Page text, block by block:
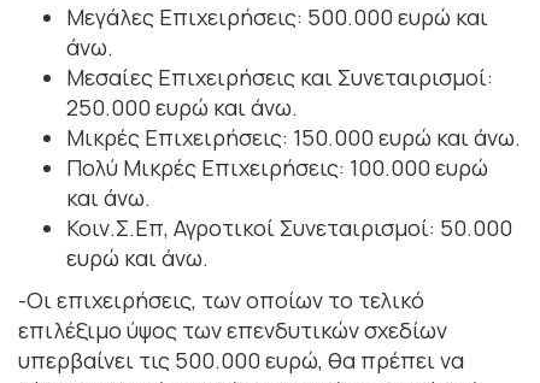
Μεγάλες Επιχειρήσεις: 500.000 ευρώ και
άνω.
Μεσαίες Επιχειρήσεις και Συνεταιρισμοί:
250.000 ευρώ και άνω.
Μικρές Επιχειρήσεις: 150.000 ευρώ και άνω.
Πολύ Μικρές Επιχειρήσεις: 100.000 ευρώ
και άνω.
Κοιν.Σ.Επ, Αγροτικοί Συνεταιρισμοί: 50.000
ευρώ και άνω.
-Οι επιχειρήσεις, των οποίων το τελικό
επιλέξιμο ύψος των επενδυτικών σχεδίων
υπερβαίνει τις 500.000 ευρώ, θα πρέπει να